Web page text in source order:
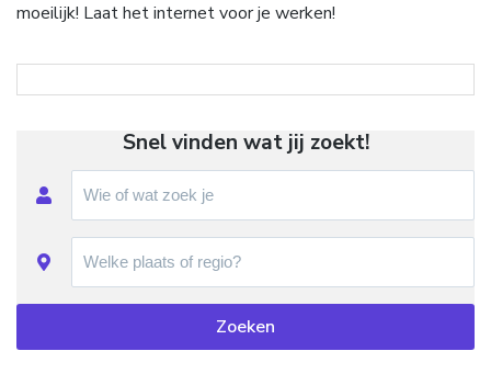
moeilijk! Laat het internet voor je werken!
Snel vinden wat jij zoekt!